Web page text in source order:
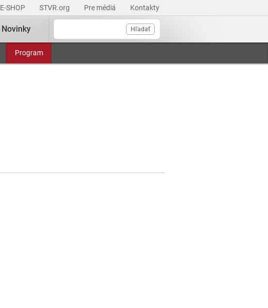
E-SHOP STVR.org Pre médiá Kontakty
Hľadať
Program
Novinky